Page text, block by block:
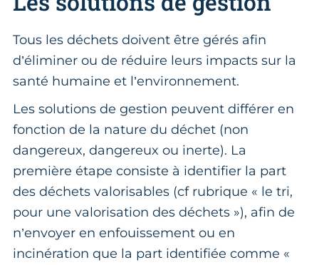
Tous les déchets doivent être gérés afin
d’éliminer ou de réduire leurs impacts sur la
santé humaine et l’environnement.
Les solutions de gestion peuvent différer en
fonction de la nature du déchet (non
dangereux, dangereux ou inerte). La
première étape consiste à identifier la part
des déchets valorisables (cf rubrique « le tri,
pour une valorisation des déchets »), afin de
n’envoyer en enfouissement ou en
incinération que la part identifiée comme «